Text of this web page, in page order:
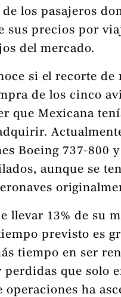
de los pasajeros
sus precios por
del mercado.
si el recorte de
de los cinco
que Mexicana
Boeing 737-800
aunque se
llevar 13% de su
previsto es
tiempo en ser
perdidas que solo
operaciones ha